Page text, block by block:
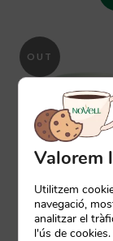
OUT
STOCK
Mug
Cafè
Valorem
Utilitzem
navegació,
analitzar el
l'ús de cookies.